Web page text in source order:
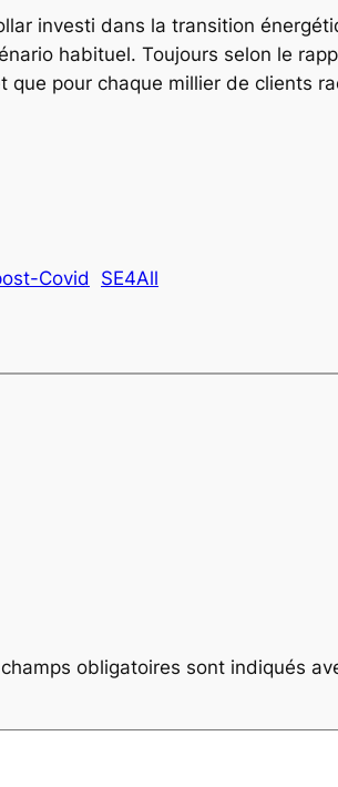
investi dans la transition
habituel. Toujours selon le
pour chaque millier de clients
Covid SE4All
obligatoires sont indiqués